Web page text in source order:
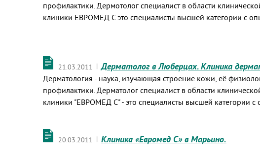
профилактики. Дeрмотолог специалист в области
клиники ЕВРОМЕД С это специалисты высшей категории с
21.03.2011 | Дерматолог в Люберцах. Клиника
Дерматология - наука, изучающая строение кожи, её
профилактики. Дерматолог специалист в области
клиники "ЕВРОМЕД С" - это специалисты высшей категории
20.03.2011 | Клиника «Евромед С» в Марьино.